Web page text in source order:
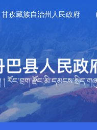
甘孜藏族自治州人民政府